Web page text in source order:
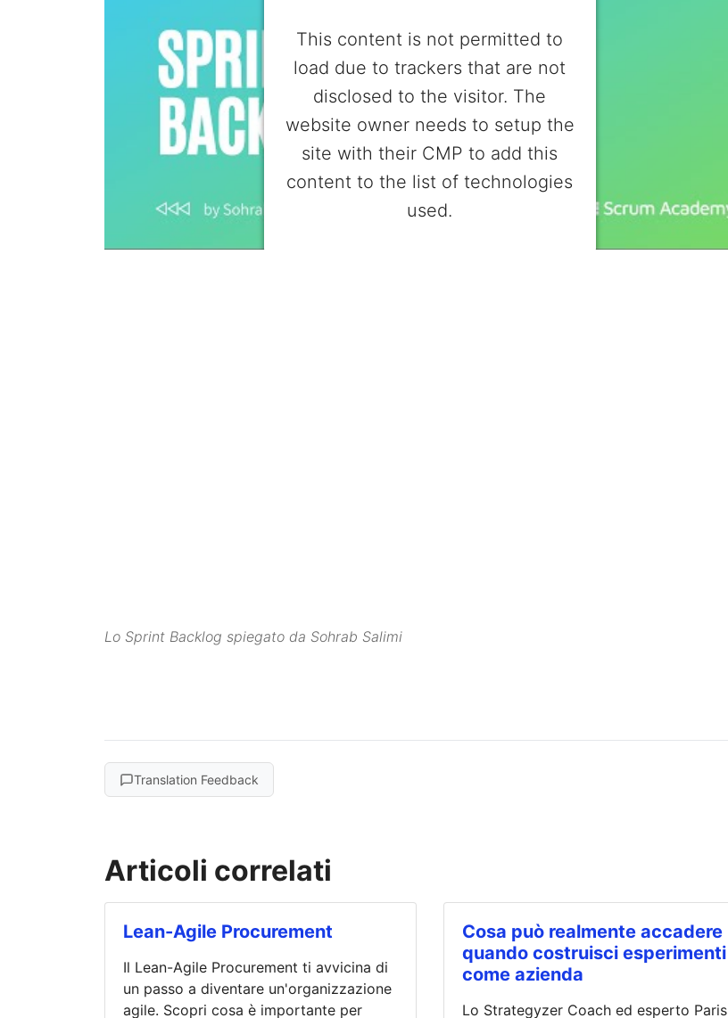
This content is not permitted to
load due to trackers that are not
disclosed to the visitor. The
website owner needs to setup the
site with their CMP to add this
content to the list of technologies
used.
Lo Sprint Backlog spiegato da Sohrab Salimi
Translation Feedback
Articoli correlati
Lean-Agile Procurement
Il Lean-Agile Procurement ti avvicina di
un passo a diventare un'organizzazione
agile. Scopri cosa è importante per
Cosa può realmente accadere
quando costruisci esperimenti
come azienda
Lo Strategyzer Coach ed esperto Paris